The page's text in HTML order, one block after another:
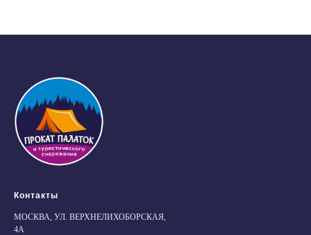
Контакты
МОСКВА, УЛ. ВЕРХНЕЛИХОБОРСКАЯ,
4А